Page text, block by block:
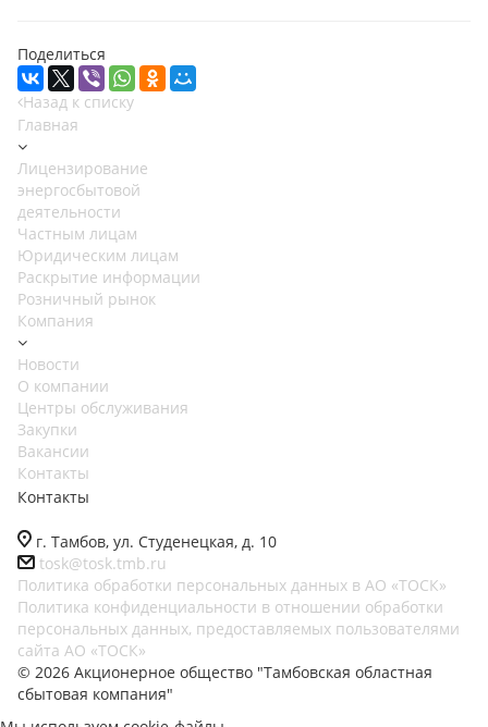
Поделиться
Назад к списку
Главная
Лицензирование
энергосбытовой
деятельности
Частным лицам
Юридическим лицам
Раскрытие информации
Розничный рынок
Компания
Новости
О компании
Центры обслуживания
Закупки
Вакансии
Контакты
Контакты
г. Тамбов, ул. Студенецкая, д. 10
tosk@tosk.tmb.ru
Политика обработки персональных данных в АО «ТОСК»
Политика конфиденциальности в отношении обработки
персональных данных, предоставляемых пользователями
сайта АО «ТОСК»
© 2026 Акционерное общество "Тамбовская областная
сбытовая компания"